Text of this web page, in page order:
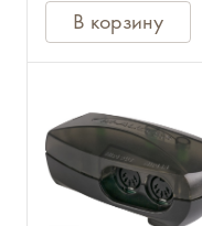
В корзину